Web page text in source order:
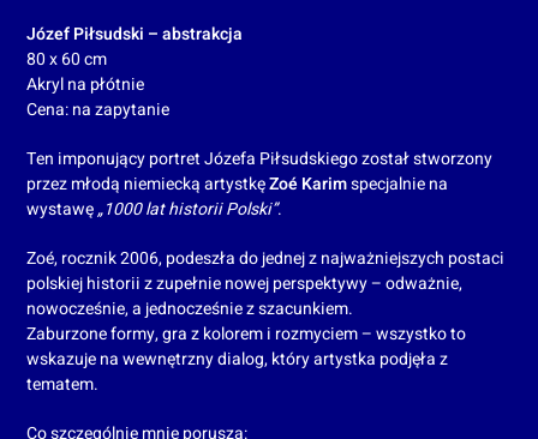
Józef Piłsudski – abstrakcja
80 x 60 cm
Akryl na płótnie
Cena: na zapytanie
Ten imponujący portret Józefa Piłsudskiego został stworzony
przez młodą niemiecką artystkęZoé Karimspecjalnie na
wystawę„1000 lat historii Polski”.
Zoé, rocznik 2006, podeszła do jednej z najważniejszych postaci
polskiej historii z zupełnie nowej perspektywy – odważnie,
nowocześnie, a jednocześnie z szacunkiem.
Zaburzone formy, gra z kolorem i rozmyciem – wszystko to
wskazuje na wewnętrzny dialog, który artystka podjęła z
tematem.
Co szczególnie mnie porusza: